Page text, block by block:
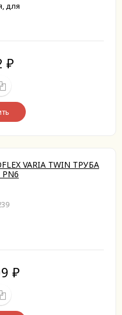
для
₽
VARIA TWIN ТРУБА
PN6
₽